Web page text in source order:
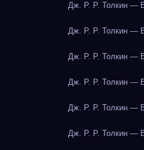
Дж. Р. Р. Толкин —
Дж. Р. Р. Толкин —
Дж. Р. Р. Толкин —
Дж. Р. Р. Толкин —
Дж. Р. Р. Толкин —
Дж. Р. Р. Толкин —